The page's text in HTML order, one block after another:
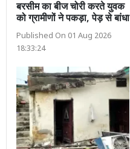
बरसीम का बीज चोरी करते युवक
को ग्रामीणों ने पकड़ा, पेड़ से बांधा
Published On 01 Aug 2026
18:33:24